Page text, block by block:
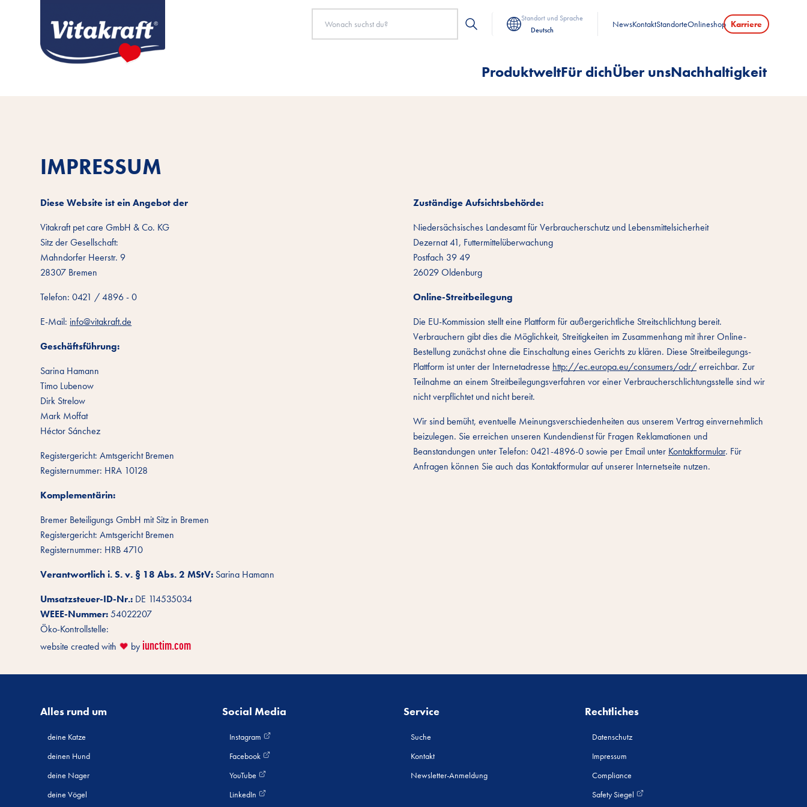
Standort und Sprache
Deutsch
NewsKontaktStandorteOnlineshop Karriere
ProduktweltFür dichÜber unsNachhaltigkeit
IMPRESSUM
Diese Website ist ein Angebot der
Vitakraft pet care GmbH & Co. KG
Sitz der Gesellschaft:
Mahndorfer Heerstr. 9
28307 Bremen
Telefon: 0421 / 4896 - 0
E-Mail: info@vitakraft.de
Geschäftsführung:
Sarina Hamann
Timo Lubenow
Dirk Strelow
Mark Moffat
Héctor Sánchez
Registergericht: Amtsgericht Bremen
Registernummer: HRA 10128
Komplementärin:
Bremer Beteiligungs GmbH mit Sitz in Bremen
Registergericht: Amtsgericht Bremen
Registernummer: HRB 4710
Verantwortlich i. S. v. § 18 Abs. 2 MStV: Sarina Hamann
Umsatzsteuer-ID-Nr.: DE 114535034
WEEE-Nummer:54022207
Öko-Kontrollstelle:
website created with ❤️ by iunctim.com
Zuständige Aufsichtsbehörde:
Niedersächsisches Landesamt für Verbraucherschutz und Lebensmittelsicherheit
Dezernat 41, Futtermittelüberwachung
Postfach 39 49
26029 Oldenburg
Online-Streitbeilegung
Die EU-Kommission stellt eine Plattform für außergerichtliche Streitschlichtung bereit.
Verbrauchern gibt dies die Möglichkeit, Streitigkeiten im Zusammenhang mit ihrer Online-
Bestellung zunächst ohne die Einschaltung eines Gerichts zu klären. Diese Streitbeilegungs-
Plattform ist unter der Internetadresse http://ec.europa.eu/consumers/odr/erreichbar. Zur
Teilnahme an einem Streitbeilegungsverfahren vor einer Verbraucherschlichtungsstelle sind wir
nicht verpflichtet und nicht bereit.
Wir sind bemüht, eventuelle Meinungsverschiedenheiten aus unserem Vertrag einvernehmlich
beizulegen. Sie erreichen unseren Kundendienst für Fragen Reklamationen und
Beanstandungen unter Telefon: 0421-4896-0 sowie per Email unter Kontaktformular. Für
Anfragen können Sie auch das Kontaktformular auf unserer Internetseite nutzen.
Alles rund um
deine Katze
deinen Hund
deine Nager
deine Vögel
Social Media
Instagram
Facebook
YouTube
LinkedIn
Service
Suche
Kontakt
Newsletter-Anmeldung
Rechtliches
Datenschutz
Impressum
Compliance
Safety Siegel